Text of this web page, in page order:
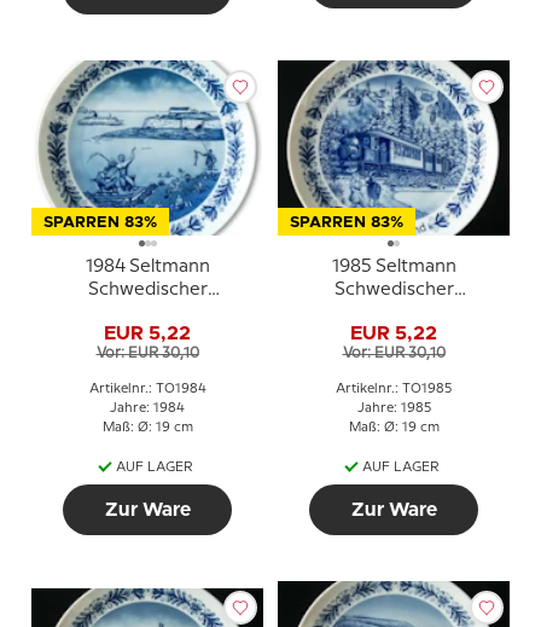
SPARREN 83%
1984 Seltmann
Schwedischer
EUR 5,22
Vor: EUR 30,10
Artikelnr.: TO1984
Jahre: 1984
Maß: Ø: 19 cm
AUF LAGER
Zur Ware
SPARREN 83%
1985 Seltmann
Schwedischer
Gästrikland
EUR 5,22
Vor: EUR 30,10
Artikelnr.: TO1985
Jahre: 1985
Maß: Ø: 19 cm
AUF LAGER
Zur Ware